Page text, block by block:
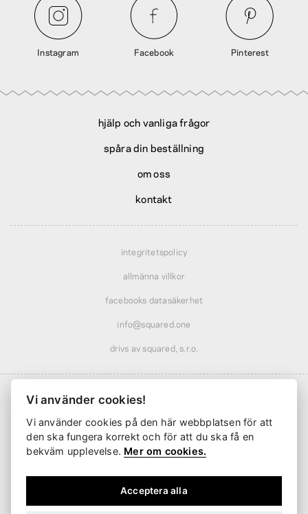
Instagram Facebook Pinterest
hjälp och vanliga frågor
spåra din beställning
om oss
kontakt
integritetspolicy
allmänna villkor
facebooks datasäkerhet
info@squared.one
drivs av squared, s.r.o.
Frakt från61 kr· rabatterad över 569 kr
Leverans från2 arbetsdagar
Vi använder cookies!
Vi använder cookies på den här webbplatsen för att
den ska fungera korrekt och för att du ska få en
bekväm upplevelse. Mer om cookies.
Acceptera alla